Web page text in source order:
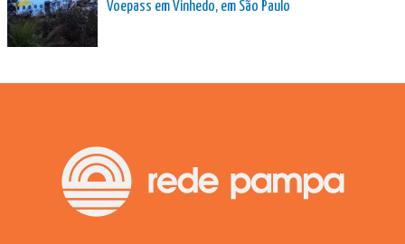
Voepass em Vinhedo, em São Paulo